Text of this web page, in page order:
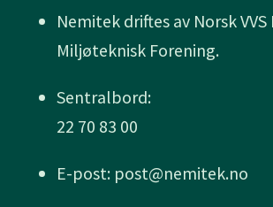
Nemitek driftes av Norsk
Miljøteknisk Forening.
Sentralbord:
22 70 83 00
E-post: post@nemitek.no